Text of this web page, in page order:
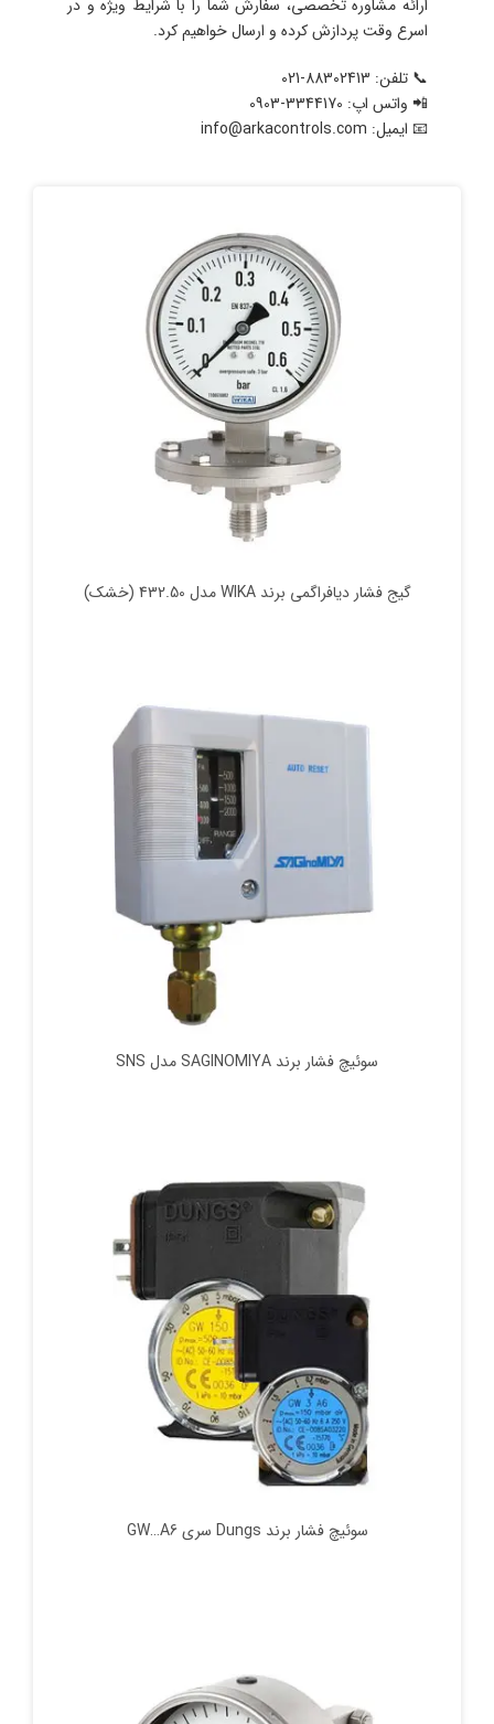
ارائه مشاوره تخصصی، سفارش شما را با شرایط ویژه و در
اسرع وقت پردازش کرده و ارسال خواهیم کرد.
📞 تلفن: 88302413-021
📲 واتس اپ: 3344170-0903
📧 ایمیل: info@arkacontrols.com
گیج فشار دیافراگمی برند WIKA مدل 432.50 (خشک)
سوئیچ فشار برند SAGINOMIYA مدل SNS
سوئیچ فشار برند Dungs سری GW…A6